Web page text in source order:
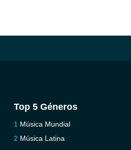
Top 5 Géneros
Música Mundial
Música Latina